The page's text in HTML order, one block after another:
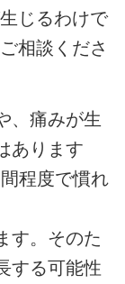
じるわけで
相談くださ
、痛みが生
あります
程度で慣れ
す。そのた
する可能性